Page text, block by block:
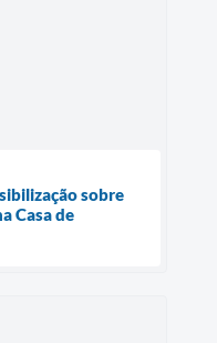
sobre
Casa de